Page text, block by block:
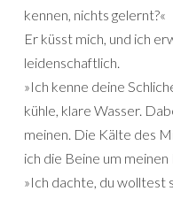
kennen, nichts gelernt?«
Er küsst mich, und ich
leidenschaftlich.
»Ich kenne deine
kühle, klare Wasser.
meinen. Die Kälte des
ich die Beine um meinen
»Ich dachte, du wolltest